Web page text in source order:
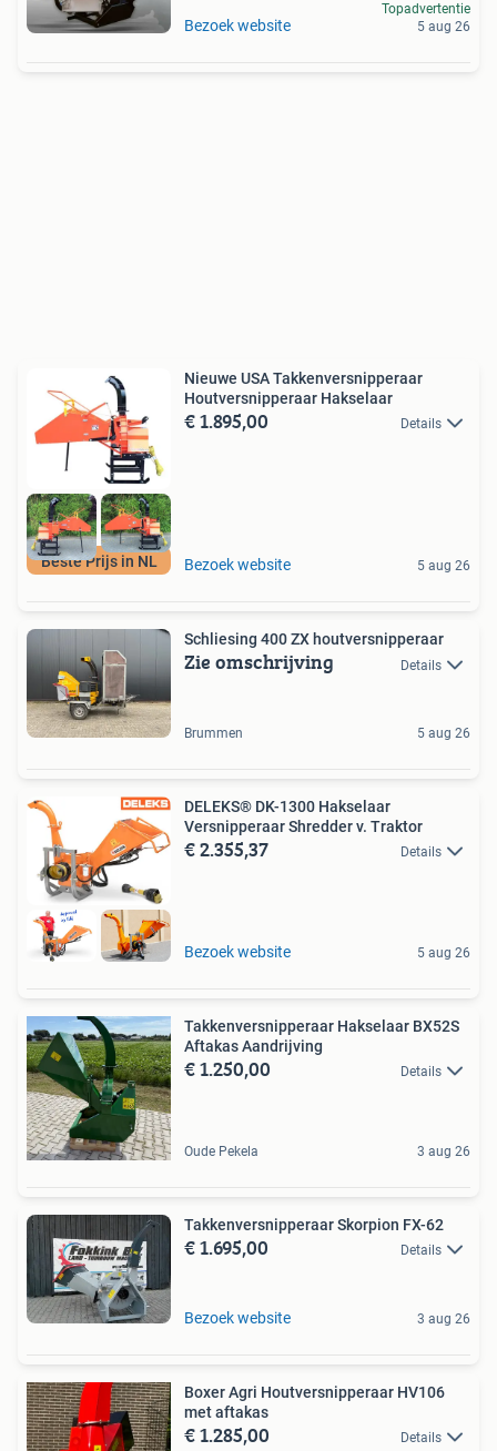
Bezoek website
Topadvertentie
5 aug 26
Beste Prijs in NL
Nieuwe USA Takkenversnipperaar
Houtversnipperaar Hakselaar
€ 1.895,00 Details
Bezoek website 5 aug 26
Schliesing 400 ZX houtversnipperaar
Zie omschrijving Details
Brummen 5 aug 26
DELEKS® DK-1300 Hakselaar
Versnipperaar Shredder v. Traktor
€ 2.355,37 Details
Bezoek website 5 aug 26
Takkenversnipperaar Hakselaar BX52S
Aftakas Aandrijving
€ 1.250,00 Details
Oude Pekela 3 aug 26
Takkenversnipperaar Skorpion FX-62
€ 1.695,00 Details
Bezoek website 3 aug 26
Boxer Agri Houtversnipperaar HV106
met aftakas
€ 1.285,00 Details